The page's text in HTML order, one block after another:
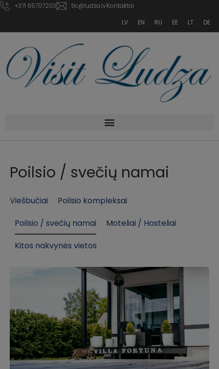
+371 65707203 tic@ludza.lvKontaktai
LV
EN RU EE LT DE
Poilsio / svečių namai
Viešbučiai
Poilsio kompleksai
Poilsio / svečių namai
Moteliai / Hosteliai
Kitos nakvynės vietos